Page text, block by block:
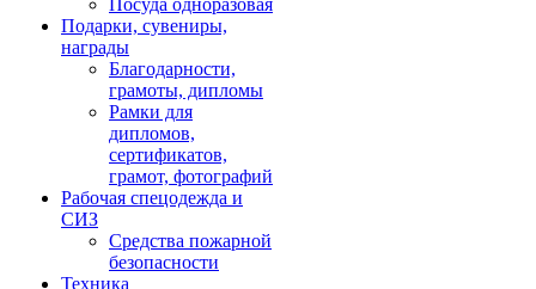
Посуда одноразовая
Подарки, сувениры,
награды
Благодарности,
грамоты, дипломы
Рамки для
дипломов,
сертификатов,
грамот, фотографий
Рабочая спецодежда и
СИЗ
Средства пожарной
безопасности
Техника